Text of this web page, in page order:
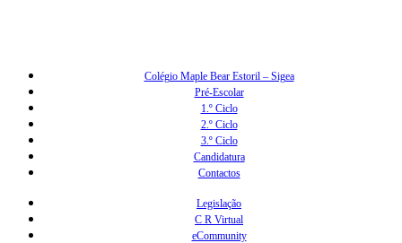
Colégio Maple Bear Estoril – Sigea
Pré-Escolar
1.º Ciclo
2.º Ciclo
3.º Ciclo
Candidatura
Contactos
Legislação
C R Virtual
eCommunity